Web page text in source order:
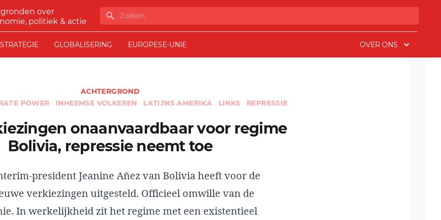
over
politiek & actie
Zoeken
STRATEGIE GLOBALISERING EUROPESE-UNIE OVER ONS
ACHTERGROND
POWER INHEEMSE VOLKEREN LATIJNS AMERIKA LINKS REPRESSIE
Bolivia, repressie neemt toe
president Jeanine Añez van Bolivia heeft voor de
verkiezingen uitgesteld. Officieel omwille van de
In werkelijkheid zit het regime met een existentieel